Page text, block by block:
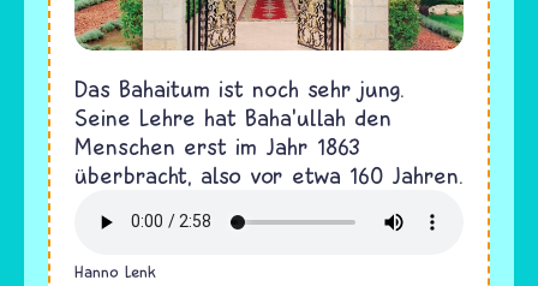
Das Bahaitum ist noch sehr jung.
Seine Lehre hat Baha’ullah den
Menschen erst im Jahr 1863
überbracht, also vor etwa 160 Jahren.
Hanno Lenk